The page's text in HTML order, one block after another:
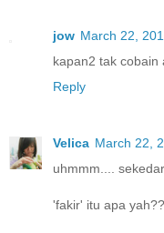
jow March 22,
kapan2 tak cobain
Reply
Velica March 22,
uhmmm....
'fakir' itu apa yah??